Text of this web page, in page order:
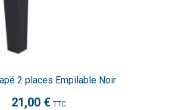
2 places Empilable Noir
21,00 € TTC